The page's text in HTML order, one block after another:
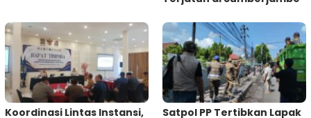
Koordinasi Lintas Instansi,
Satpol PP Tertibkan Lapak